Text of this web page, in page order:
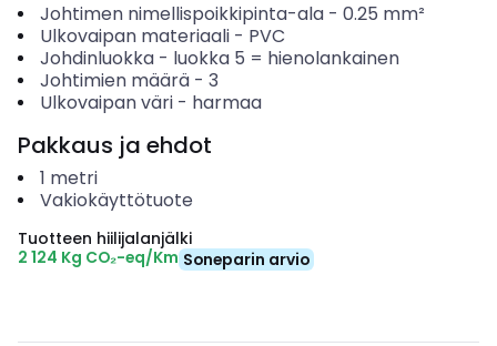
Johtimen nimellispoikkipinta-ala- 0.25 mm²
Ulkovaipan materiaali- PVC
Johdinluokka- luokka 5 = hienolankainen
Johtimien määrä- 3
Ulkovaipan väri- harmaa
Pakkaus ja ehdot
1 metri
Vakiokäyttötuote
Tuotteen hiilijalanjälki
2 124 Kg CO₂-eq/Km Soneparin arvio